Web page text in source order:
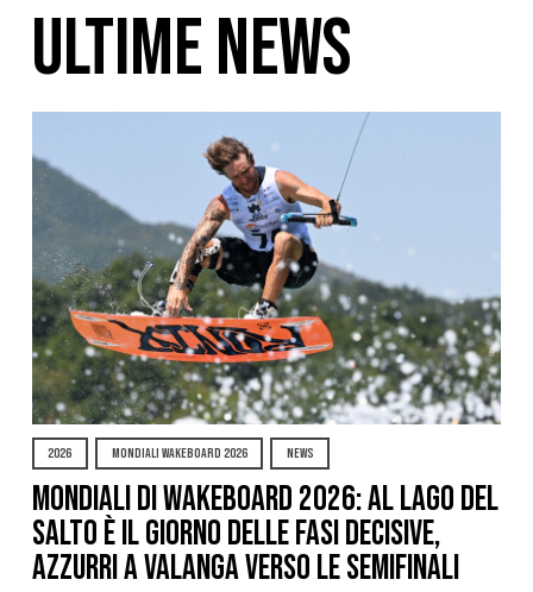
ULTIME NEWS
2026 MONDIALI WAKEBOARD 2026 NEWS
Mondiali di Wakeboard 2026: al Lago del
Salto è il giorno delle fasi decisive,
azzurri a valanga verso le semifinali